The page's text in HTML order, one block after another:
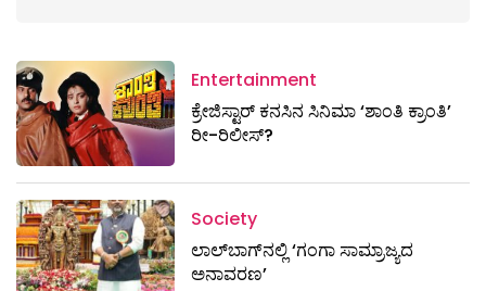
Entertainment
ಕ್ರೇಜಿಸ್ಟಾರ್ ಕನಸಿನ ಸಿನಿಮಾ ‘ಶಾಂತಿ ಕ್ರಾಂತಿ’
ರೀ-ರಿಲೀಸ್?
Society
ಲಾಲ್‌ಬಾಗ್‌ನಲ್ಲಿ ‘ಗಂಗಾ ಸಾಮ್ರಾಜ್ಯದ
ಅನಾವರಣ’